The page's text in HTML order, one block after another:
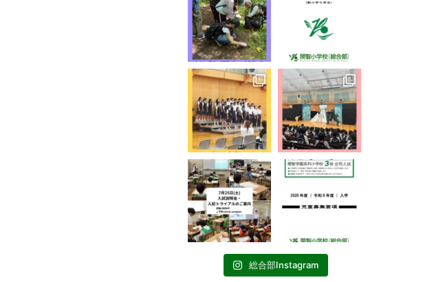
総合部Instagram